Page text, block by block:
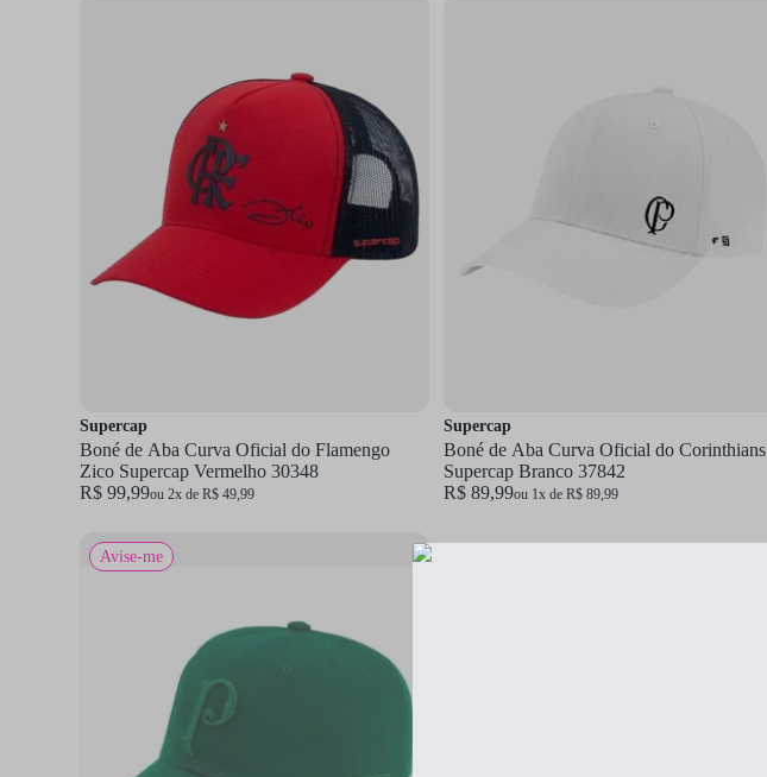
Supercap
Boné de Aba Curva Oficial do Flamengo
Zico Supercap Vermelho 30348
R$ 99,99ou 2x de R$ 49,99
Supercap
Boné de Aba Curva Oficial do Corinthians
Supercap Branco 37842
R$ 89,99ou 1x de R$ 89,99
Avise-me